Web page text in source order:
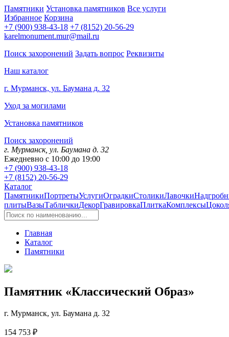
Памятники Установка памятников Все услуги
Избранное Корзина
+7 (900) 938-43-18 +7 (8152) 20-56-29
karelmonument.mur@mail.ru
Поиск захоронений Задать вопрос Реквизиты
Наш каталог
г. Мурманск, ул. Баумана д. 32
Уход за могилами
Установка памятников
Поиск захоронений
г. Мурманск, ул. Баумана д. 32
Ежедневно с 10:00 до 19:00
+7 (900) 938-43-18
+7 (8152) 20-56-29
Каталог
ПамятникиПортретыУслугиОградкиСтоликиЛавочки
плитыВазыТабличкиДекорГравировкаПлиткаКомплексы
Главная
Каталог
Памятники
Памятник «Классический Образ»
г. Мурманск, ул. Баумана д. 32
154 753 ₽